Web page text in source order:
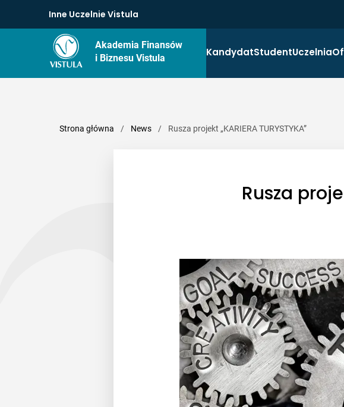
Inne Uczelnie Vistula
Akademia Finansów
i Biznesu Vistula
KandydatStudentUczelnia
Strona główna / News / Rusza projekt „KARIERA TURYSTYKA”
Rusza